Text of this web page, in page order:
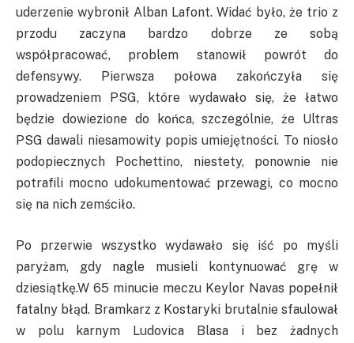
uderzenie wybronił Alban Lafont. Widać było, że trio z
przodu zaczyna bardzo dobrze ze sobą
współpracować, problem stanowił powrót do
defensywy. Pierwsza połowa zakończyła się
prowadzeniem PSG, które wydawało się, że łatwo
będzie dowiezione do końca, szczególnie, że Ultras
PSG dawali niesamowity popis umiejętności. To niosło
podopiecznych Pochettino, niestety, ponownie nie
potrafili mocno udokumentować przewagi, co mocno
się na nich zemściło.
Po przerwie wszystko wydawało się iść po myśli
paryżam, gdy nagle musieli kontynuować grę w
dziesiątkę.W 65 minucie meczu Keylor Navas popełnił
fatalny błąd. Bramkarz z Kostaryki brutalnie sfaulował
w polu karnym Ludovica Blasa i bez żadnych